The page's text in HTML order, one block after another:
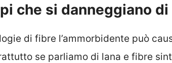
che si danneggiano di
di fibre l’ammorbidente può
se parliamo di lana e fibre